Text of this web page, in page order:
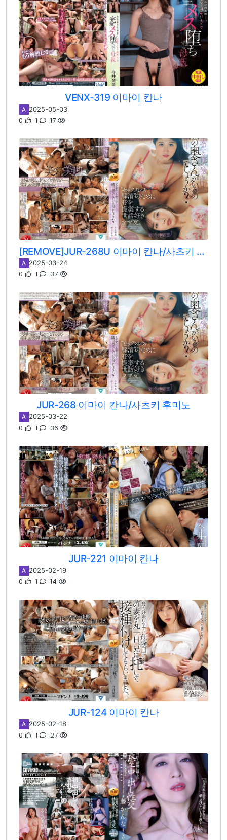
VENX-319 이마이 칸나
A 2025-05-03
0 1 17
[REMOVE]JUR-268U 이마이 칸나/사츠키 후미노
A 2025-03-24
0 1 37
JUR-268 이마이 칸나/사츠키 후미노
A 2025-03-22
0 1 36
JUR-221 이마이 칸나
A 2025-02-19
0 1 14
JUR-124 이마이 칸나
A 2025-02-18
0 1 27